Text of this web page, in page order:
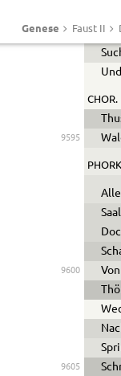
Genese Faust II
CHOR.
9595
9600
9605